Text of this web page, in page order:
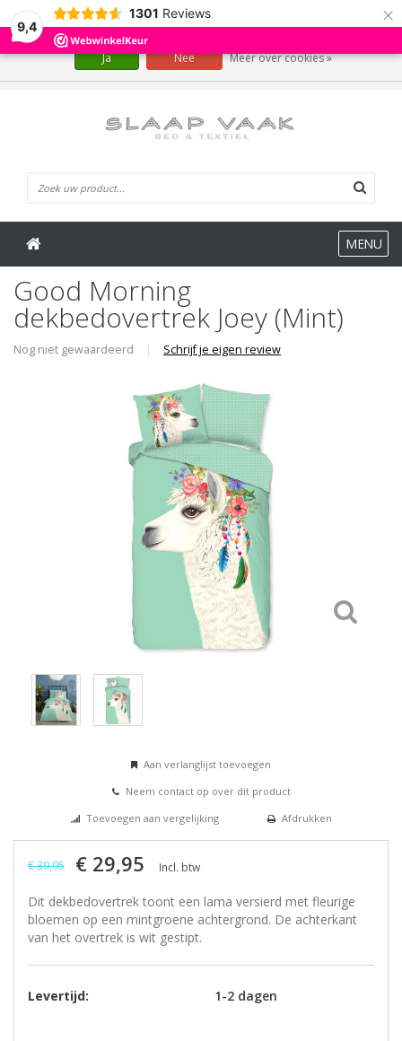
9,4
1301 Reviews ×
MENU
Good Morning
dekbedovertrek Joey (Mint)
Nog niet gewaardeerd | Schrijf je eigen review
Aan verlanglijst toevoegen
Neem contact op over dit product
Toevoegen aan vergelijking
Afdrukken
€ 39,95 € 29,95 Incl. btw
Dit dekbedovertrek toont een lama versierd met fleurige
bloemen op een mintgroene achtergrond. De achterkant
van het overtrek is wit gestipt.
Levertijd: 1-2 dagen
Wij slaan cookies op om onze website te verbeteren. Is dat akkoord?
Ja Nee Meer over cookies »